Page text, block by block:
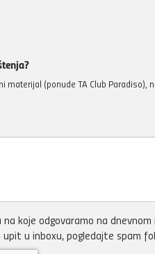
materijal (ponude TA Club Paradiso),
koje odgovaramo na
u inboxu, pogledajte spam